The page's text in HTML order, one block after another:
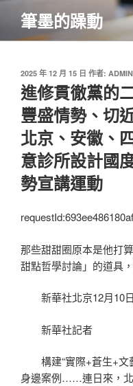
主
筆墨的躁動
發
佈
於
2025 年 12 月 15 日 作者: ADMIN
進修貫徹黨的
豐盛情勢、切
北京、安徽、
意診所設計國
勢宣講運動
那些甜甜圈原本是他打
甜點哲學討論」的道具
新華社北京12月10
新華社記者
構建“實際+蒼生+
身邊案例……連日來，